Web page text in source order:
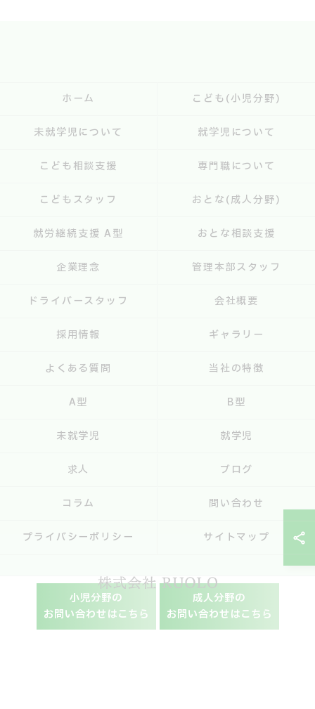
小児分野の
お問い合わせはこちら
成人分野の
お問い合わせはこちら
ホーム こども(小児分野)
未就学児について 就学児について
こども相談支援 専門職について
こどもスタッフ おとな(成人分野)
就労継続支援 A型 おとな相談支援
企業理念 管理本部スタッフ
ドライバースタッフ 会社概要
採用情報 ギャラリー
よくある質問 当社の特徴
A型 B型
未就学児 就学児
求人 ブログ
コラム 問い合わせ
プライバシーポリシー サイトマップ